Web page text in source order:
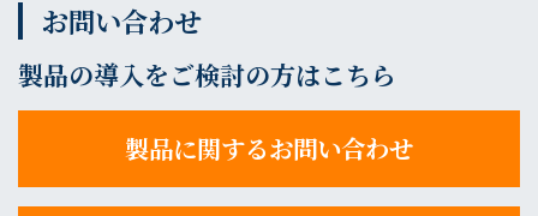
お問い合わせ
製品の導入をご検討の方はこちら
製品に関するお問い合わせ